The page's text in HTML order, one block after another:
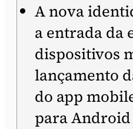
A nova
a entrada da
dispositivos
lançamento
do app
para Android